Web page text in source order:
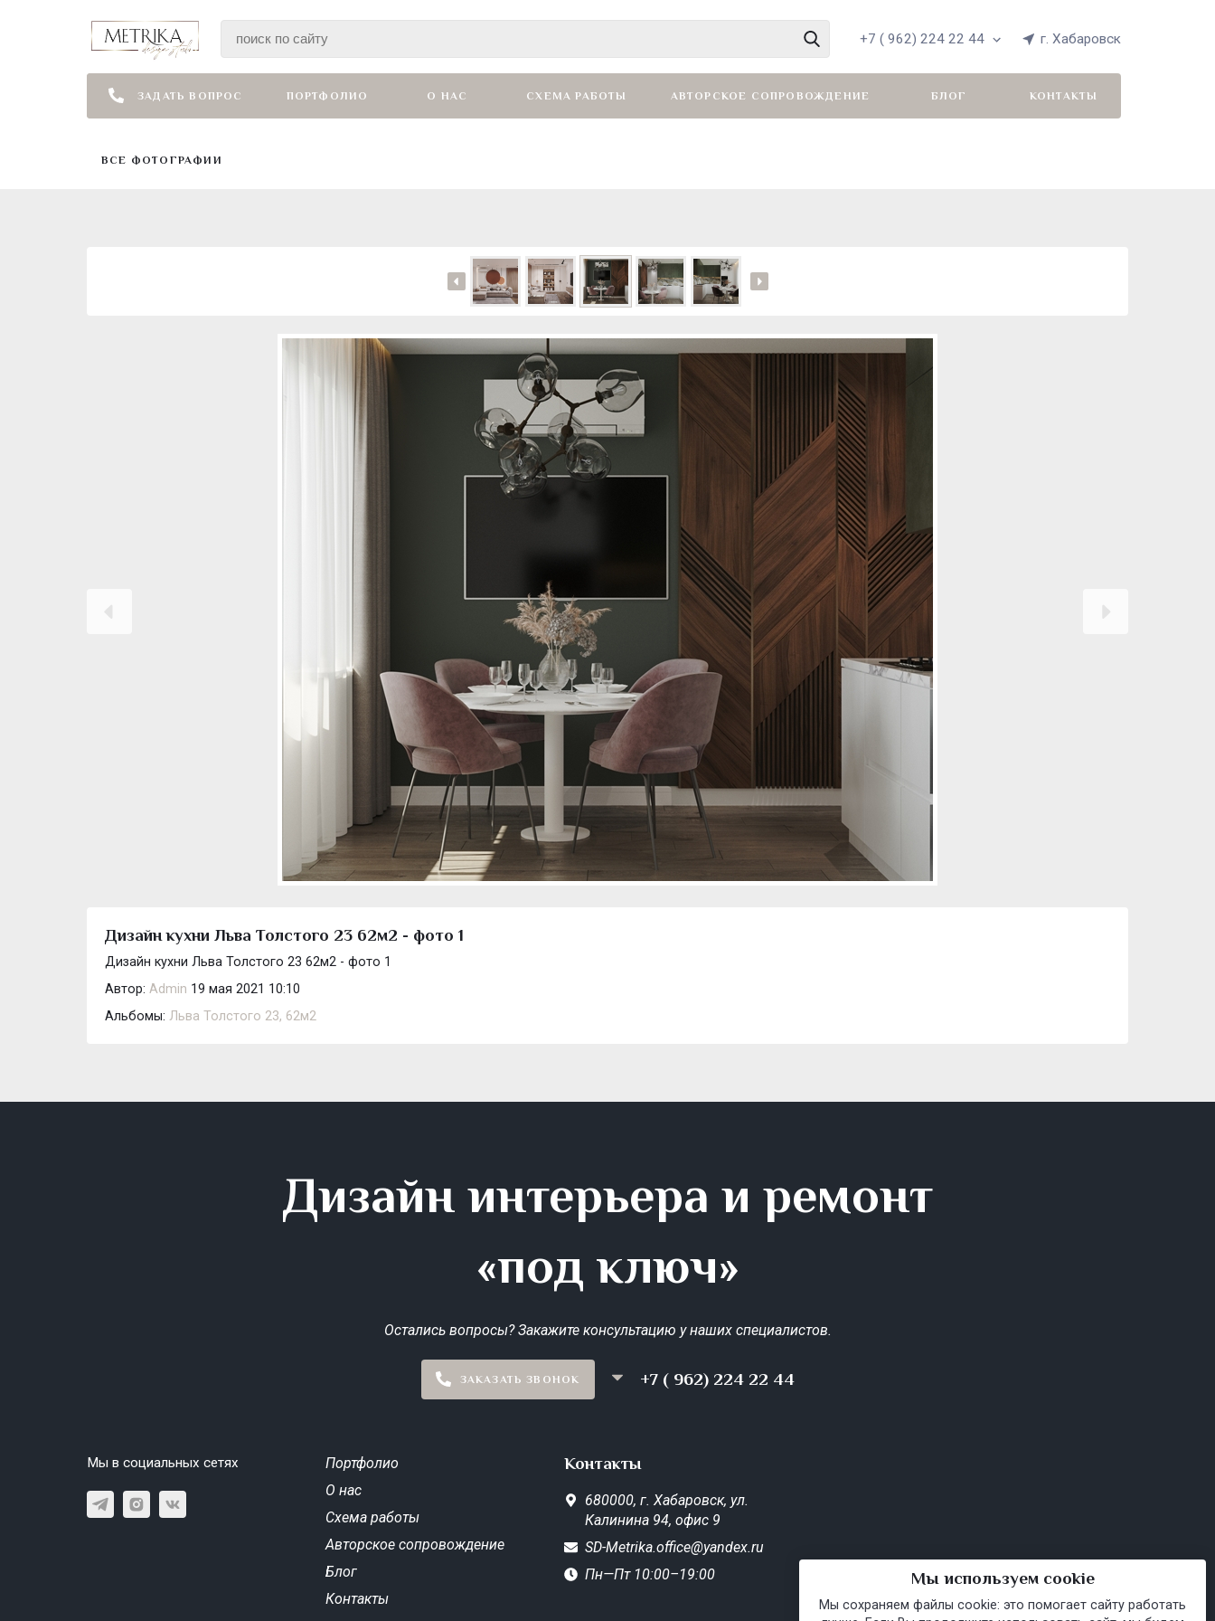
+7 ( 962) 224 22 44 г. Хабаровск
ЗАДАТЬ ВОПРОС ПОРТФОЛИО О НАС СХЕМА РАБОТЫ АВТОРСКОЕ СОПРОВОЖДЕНИЕ БЛОГ КОНТАКТЫ
ВСЕ ФОТОГРАФИИ
Дизайн кухни Льва Толстого 23 62м2 - фото 1
Дизайн кухни Льва Толстого 23 62м2 - фото 1
Автор: Admin 19 мая 2021 10:10
Альбомы: Льва Толстого 23, 62м2
Дизайн интерьера и ремонт
«под ключ»
Остались вопросы? Закажите консультацию у наших специалистов.
ЗАКАЗАТЬ ЗВОНОК +7 ( 962) 224 22 44
Мы в социальных сетях
Портфолио
О нас
Схема работы
Авторское сопровождение
Блог
Контакты
Контакты
680000, г. Хабаровск, ул.
Калинина 94, офис 9
SD-Metrika.office@yandex.ru
Пн—Пт 10:00–19:00
Мы используем cookie
Мы сохраняем файлы cookie: это помогает сайту работать